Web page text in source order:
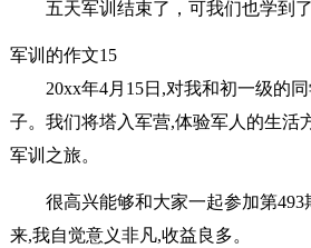
五天军训结束了，可我们也学到
军训的作文15
20xx年4月15日,对我和初一级的
子。我们将塔入军营,体验军人的生活
军训之旅。
很高兴能够和大家一起参加第
来,我自觉意义非凡,收益良多。